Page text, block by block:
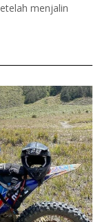
menjalin